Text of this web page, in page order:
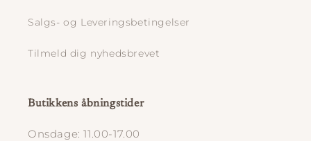
Salgs- og Leveringsbetingelser
Tilmeld dig nyhedsbrevet
Butikkens åbningstider
Onsdage: 11.00-17.00